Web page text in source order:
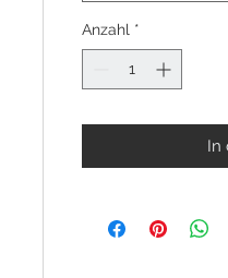
Anzahl *
In